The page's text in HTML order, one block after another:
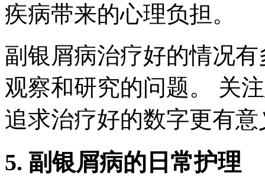
疾病带来的心理负担。
副银屑病治疗好的情况
观察和研究的问题。 关
追求治疗好的数字更有意
5. 副银屑病的日常护理